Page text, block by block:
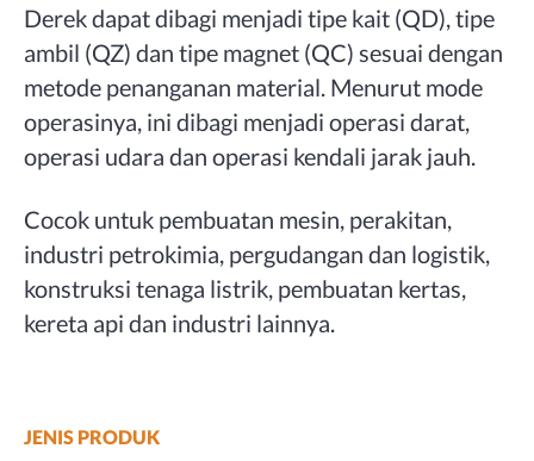
Derek dapat dibagi menjadi tipe kait (QD), tipe
ambil (QZ) dan tipe magnet (QC) sesuai dengan
metode penanganan material. Menurut mode
operasinya, ini dibagi menjadi operasi darat,
operasi udara dan operasi kendali jarak jauh.
Cocok untuk pembuatan mesin, perakitan,
industri petrokimia, pergudangan dan logistik,
konstruksi tenaga listrik, pembuatan kertas,
kereta api dan industri lainnya.
JENIS PRODUK